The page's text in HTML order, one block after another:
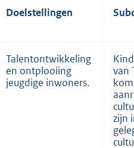
Doelstellingen
Talentontwikkeling
en ontplooiing
jeugdige inwoners.
van
zijn